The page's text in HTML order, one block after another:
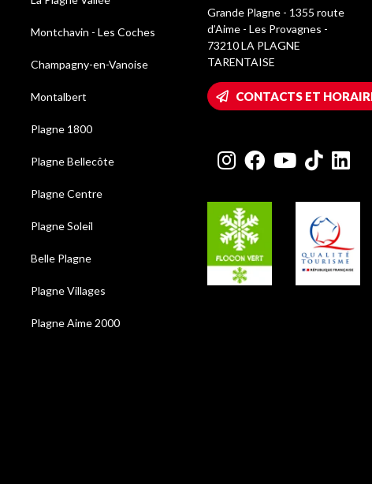
Montchavin - Les Coches
Champagny-en-Vanoise
Montalbert
Plagne 1800
Plagne Bellecôte
Plagne Centre
Plagne Soleil
Belle Plagne
Plagne Villages
Plagne Aime 2000
Grande Plagne - 1355 route
d’Aime - Les Provagnes -
73210 LA PLAGNE
TARENTAISE
CONTACTS ET